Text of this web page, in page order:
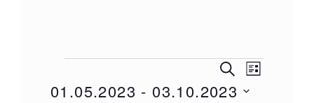
Veranstaltungen V
e
SUCHEV
LISTE
01.05.2023 - 03.10.2023